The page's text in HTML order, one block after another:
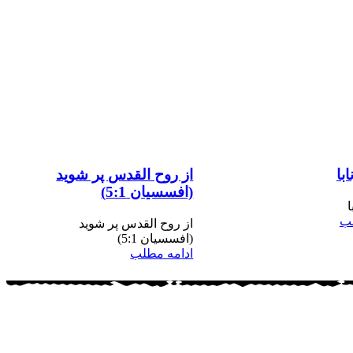
از روح القدس پر شوید
(افسسیان 5:1)
از روح القدس پر شوید
(افسسیان 5:1)
ادامه مطلب